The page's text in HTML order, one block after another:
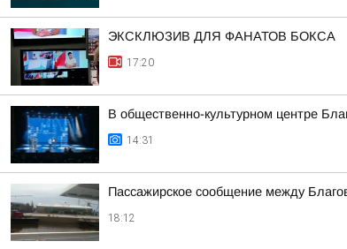
ЭКСКЛЮЗИВ ДЛЯ ФАНАТОВ БОКСА
17:20
В общественно-культурном центре
14:31
Пассажирское сообщение между
18:12